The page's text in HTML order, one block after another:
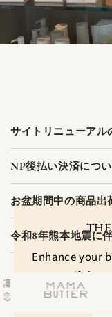
Enhance your
cream gift
added
サイトリニューアル
NP後払い決済につ
お盆期間中の商品出
令和8年熊本地震に